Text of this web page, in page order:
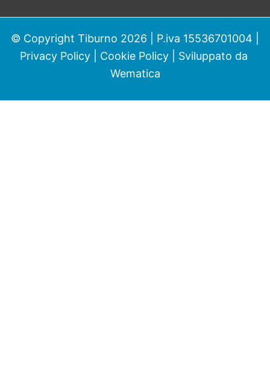
© Copyright Tiburno 2026 | P.iva 15536701004 |
Privacy Policy| Cookie Policy| Sviluppato da
Wematica